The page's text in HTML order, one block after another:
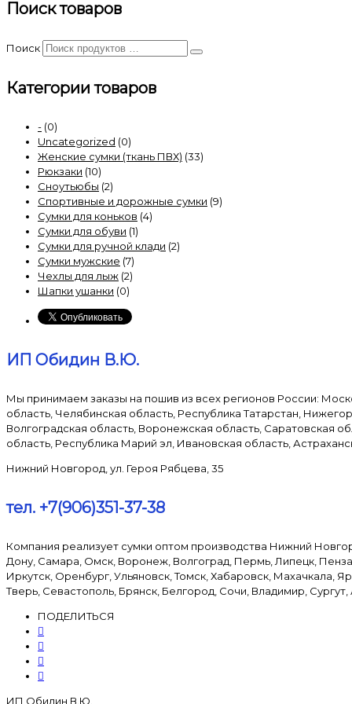
Поиск товаров
Поиск
Категории товаров
- (0)
Uncategorized (0)
Женские сумки (ткань ПВХ) (33)
Рюкзаки (10)
Сноутьюбы (2)
Спортивные и дорожные сумки (9)
Сумки для коньков (4)
Сумки для обуви (1)
Сумки для ручной клади (2)
Сумки мужские (7)
Чехлы для лыж (2)
Шапки ушанки (0)
ИП Обидин В.Ю.
Мы принимаем заказы на пошив из всех регионов России:
область, Челябинская область, Республика Татарстан,
Волгоградская область, Воронежская область, Саратовская
область, Республика Марий эл, Ивановская область,
Нижний Новгород, ул. Героя Рябцева, 35
тел. +7(906)351-37-38
Компания реализует сумки оптом производства Нижний
Дону, Самара, Омск, Воронеж, Волгоград, Пермь, Липецк,
Иркутск, Оренбург, Ульяновск, Томск, Хабаровск, Махачкала,
Тверь, Севастополь, Брянск, Белгород, Сочи, Владимир,
ПОДЕЛИТЬСЯ
ИП Обидин В.Ю.